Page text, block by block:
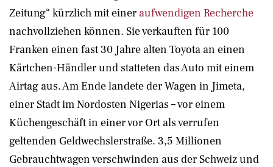
Zeitung“ kürzlich mit einer aufwendigen Recherche
nachvollziehen können. Sie verkauften für 100
Franken einen fast 30 Jahre alten Toyota an einen
Kärtchen-Händler und statteten das Auto mit einem
Airtag aus. Am Ende landete der Wagen in Jimeta,
einer Stadt im Nordosten Nigerias – vor einem
Küchengeschäft in einer vor Ort als verrufen
geltenden Geldwechslerstraße. 3,5 Millionen
Gebrauchtwagen verschwinden aus der Schweiz und